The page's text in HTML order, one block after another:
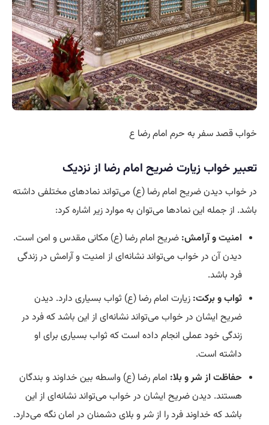
خواب قصد سفر به حرم امام رضا ع
تعبیر خواب زیارت ضریح امام رضا از نزدیک
در خواب دیدن ضریح امام رضا (ع) می‌تواند نماد‌های مختلفی داشته
باشد. از جمله این نماد‌ها می‌توان به موارد زیر اشاره کرد:
امنیت و آرامش: ضریح امام رضا (ع) مکانی مقدس و امن است.
دیدن آن در خواب می‌تواند نشانه‌ای از امنیت و آرامش در زندگی
فرد باشد.
ثواب و برکت: زیارت امام رضا (ع) ثواب بسیاری دارد. دیدن
ضریح ایشان در خواب می‌تواند نشانه‌ای از این باشد که فرد در
زندگی خود عملی انجام داده است که ثواب بسیاری برای او
داشته است.
حفاظت از شر و بلا: امام رضا (ع) واسطه بین خداوند و بندگان
هستند. دیدن ضریح ایشان در خواب می‌تواند نشانه‌ای از این
باشد که خداوند فرد را از شر و بلای دشمنان در امان نگه می‌دارد.